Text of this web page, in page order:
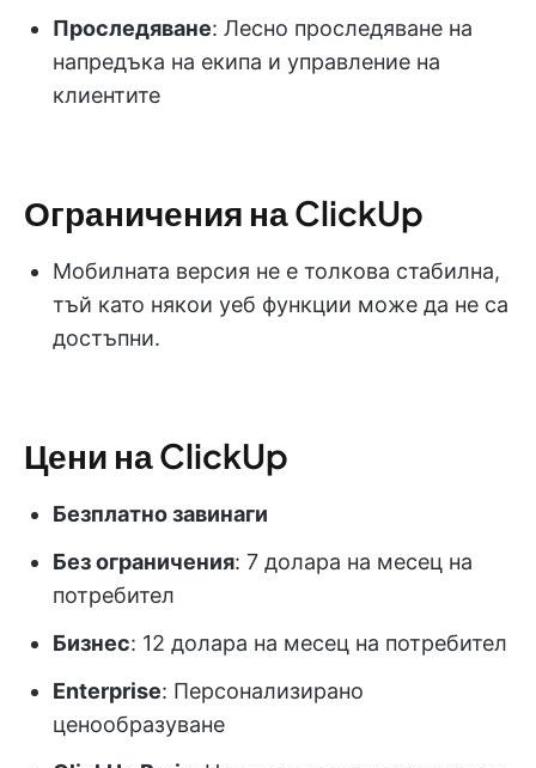
Проследяване: Лесно проследяване на
напредъка на екипа и управление на
клиентите
Ограничения на ClickUp
Мобилната версия не е толкова стабилна,
тъй като някои уеб функции може да не са
достъпни.
Цени на ClickUp
Безплатно завинаги
Без ограничения: 7 долара на месец на
потребител
Бизнес: 12 долара на месец на потребител
Enterprise: Персонализирано
ценообразуване